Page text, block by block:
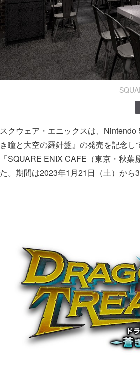
スクウェア・エニックスは、
き瞳と大空の羅針盤』の発売を記念
「SQUARE ENIX CAFE（東京・秋
た。期間は2023年1月21日（土）から3